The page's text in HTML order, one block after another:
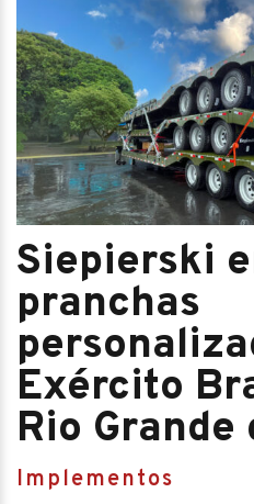
Siepierski
pranchas
Exército
Rio Grande
Implementos